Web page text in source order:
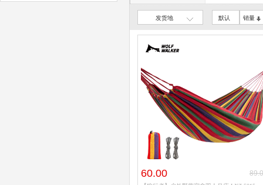
发货地 默认 销量
60.00